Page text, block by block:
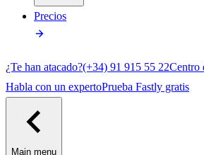
Precios
¿Te han atacado?(+34) 91 915 55 22Centro
Habla con un expertoPrueba Fastly gratis
Main menu